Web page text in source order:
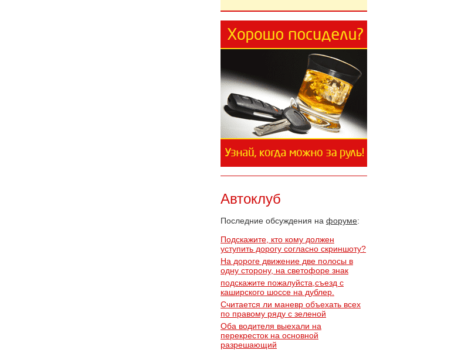
Автоклуб
Последние обсуждения на форуме:
Подскажите, кто кому должен
уступить дорогу согласно скриншоту?
На дороге движение две полосы в
одну сторону, на светофоре знак
подскажите пожалуйста,съезд с
каширского шоссе на дублер.
Считается ли маневр объехать всех
по правому ряду с зеленой
Оба водителя выехали на
перекресток на основной
разрешающий